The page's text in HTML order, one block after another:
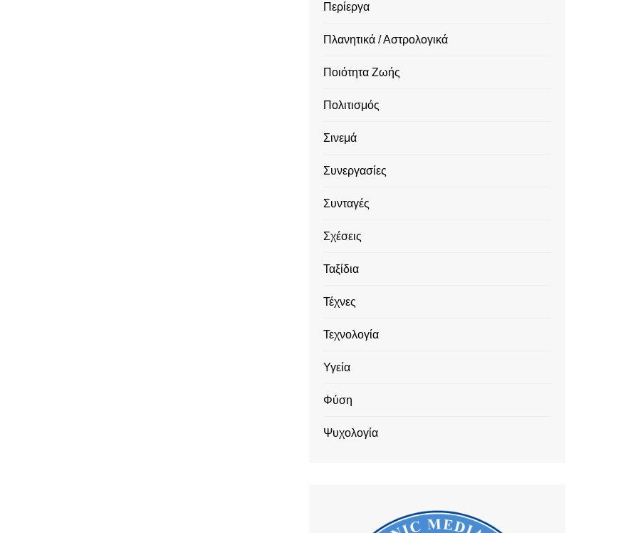
Περίεργα
Πλανητικά / Αστρολογικά
Ποιότητα Ζωής
Πολιτισμός
Σινεμά
Συνεργασίες
Συνταγές
Σχέσεις
Ταξίδια
Τέχνες
Τεχνολογία
Υγεία
Φύση
Ψυχολογία